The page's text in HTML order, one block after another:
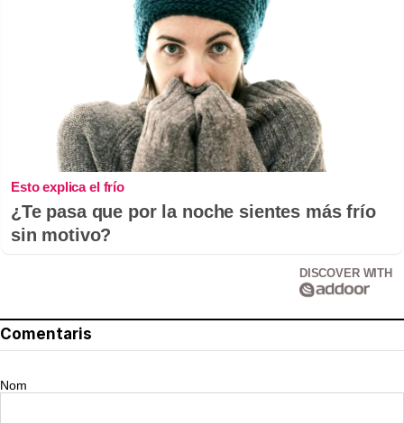
Esto explica el frío
¿Te pasa que por la noche sientes más frío
sin motivo?
DISCOVER WITH
Comentaris
Nom